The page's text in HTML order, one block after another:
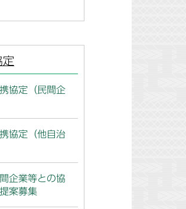
定
協定（民間企
協定（他自治
企業等との協
案募集